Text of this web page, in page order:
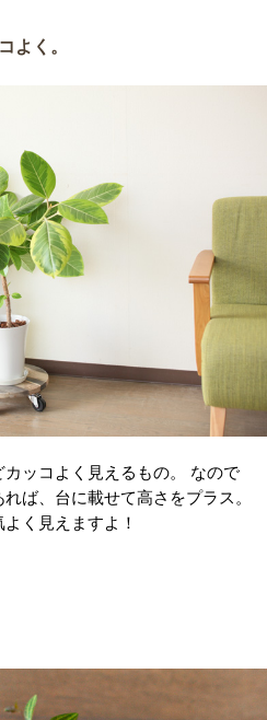
よく。
ッコよく見えるもの。 なので
ば、台に載せて高さをプラス。
く見えますよ！